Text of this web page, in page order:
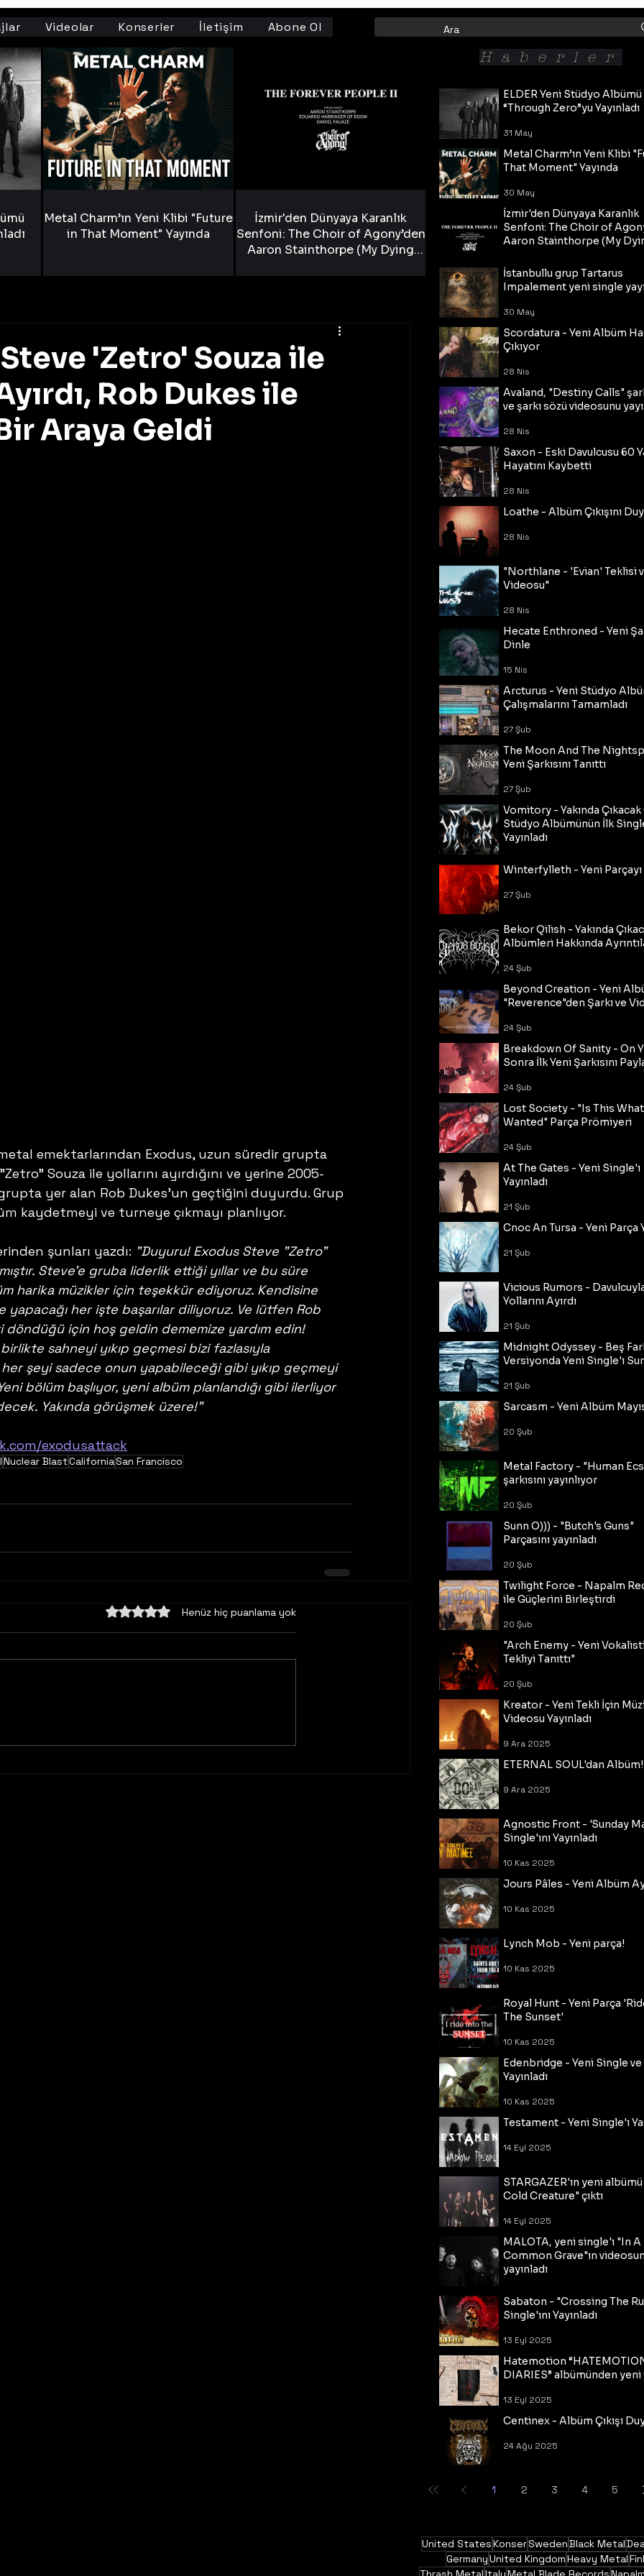
Videolar Konserler İletişim Abone Ol
'Zetro' Souza ile
Rob Dukes ile
Araya Geldi
emektarlarından Exodus, uzun süredir grupta
Souza ile yollarını ayırdığını ve yerine 2005-
grupta yer alan Rob Dukes'un geçtiğini duyurdu. Grup
kaydetmeyi ve turneye çıkmayı planlıyor.
şunları yazdı: "Duyuru! Exodus Steve "Zetro"
Steve'e gruba liderlik ettiği yıllar ve bu süre
harika müzikler için teşekkür ediyoruz. Kendisine
her işte başarılar diliyoruz. Ve lütfen Rob
döndüğü için hoş geldin dememize yardım edin!
sahneyi yıkıp geçmesi bizi fazlasıyla
her şeyi sadece onun yapabileceği gibi yıkıp geçmeyi
bölüm başlıyor, yeni albüm planlandığı gibi ilerliyor
Yakında görüşmek üzere!"
exodusattack
Nuclear BlastCaliforniaSan Francisco
5 üzerinden 0 yıldızHenüz hiç puanlama yok
Metal Charm’ın Yeni Klibi "Future
in That Moment" Yayında
İzmir'den Dünyaya Karanlık
Senfoni: The Choir of Agony’den
Aaron Stainthorpe (My Dying
ELDER Yeni Stüdyo Albümü
“Through Zero”yu Yayınladı
31 May
Metal Charm’ın Yeni Klibi
That Moment" Yayında
30 May
İzmir'den Dünyaya Karanlık
Senfoni: The Choir of
Aaron Stainthorpe (My
Tekli!
30 May
İstanbullu grup Tartarus
Impalement yeni single
30 May
Scordatura - Yeni Albüm
Çıkıyor
28 Nis
Avaland, "Destiny Calls"
ve şarkı sözü videosunu
28 Nis
Saxon - Eski Davulcusu 60
Hayatını Kaybetti
28 Nis
Loathe - Albüm Çıkışını
28 Nis
"Northlane - 'Evian' Teklisi
Videosu"
28 Nis
Hecate Enthroned - Yeni
Dinle
15 Nis
Arcturus - Yeni Stüdyo
Çalışmalarını Tamamladı
27 Şub
The Moon And The
Yeni Şarkısını Tanıttı
27 Şub
Vomitory - Yakında
Stüdyo Albümünün İlk
Yayınladı
Winterfylleth - Yeni Parçayı
27 Şub
Bekor Qilish - Yakında
Albümleri Hakkında
24 Şub
Beyond Creation - Yeni
"Reverence"den Şarkı ve
24 Şub
Breakdown Of Sanity - On
Sonra İlk Yeni Şarkısını
24 Şub
Lost Society - "Is This
Wanted" Parça Prömiyeri
24 Şub
At The Gates - Yeni Single'ı
Yayınladı
21 Şub
Cnoc An Tursa - Yeni Parça
21 Şub
Vicious Rumors -
Yollarını Ayırdı
21 Şub
Midnight Odyssey - Beş
Versiyonda Yeni Single'ı
21 Şub
Sarcasm - Yeni Albüm
20 Şub
Metal Factory - "Human
şarkısını yayınlıyor
20 Şub
Sunn O))) - "Butch's Guns"
Parçasını yayınladı
20 Şub
Twilight Force - Napalm
ile Güçlerini Birleştirdi
20 Şub
"Arch Enemy - Yeni
Tekliyi Tanıttı"
20 Şub
Kreator - Yeni Tekli İçin
Videosu Yayınladı
9 Ara 2025
ETERNAL SOUL'dan Albüm!
9 Ara 2025
Agnostic Front - 'Sunday
Single'ını Yayınladı
10 Kas 2025
Jours Pâles - Yeni Albüm
10 Kas 2025
Lynch Mob - Yeni parça!
10 Kas 2025
Royal Hunt - Yeni Parça
The Sunset'
10 Kas 2025
Edenbridge - Yeni Single
Yayınladı
10 Kas 2025
Testament - Yeni Single'ı
14 Eyl 2025
STARGAZER'ın yeni
Cold Creature" çıktı
14 Eyl 2025
MALOTA, yeni single'ı "In A
Common Grave"ın
yayınladı
Sabaton - "Crossing The
Single'ını Yayınladı
13 Eyl 2025
Hatemotion
DIARIES” albümünden
13 Eyl 2025
Centinex - Albüm Çıkışı
24 Ağu 2025
1 2 3 4 5
United StatesKonserSwedenBlack Metal
GermanyUnited KingdomHeavy Metal
Haberler